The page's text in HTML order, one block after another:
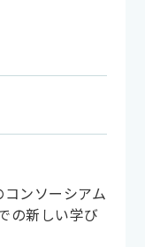
ンソーシアム
の新しい学び